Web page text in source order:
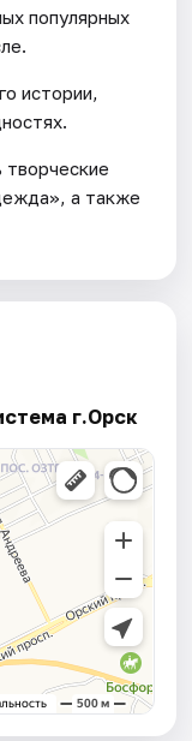
популярных
истории,
а также
г.Орск